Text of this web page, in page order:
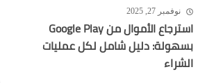
نوفمبر 27, 2025
استرجاع الأموال من Google Play
بسهولة: دليل شامل لكل عمليات
الشراء